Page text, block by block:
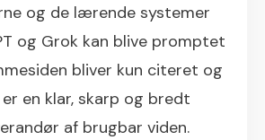
og de lærende systemer
og Grok kan blive promptet
bliver kun citeret og
en klar, skarp og bredt
af brugbar viden.